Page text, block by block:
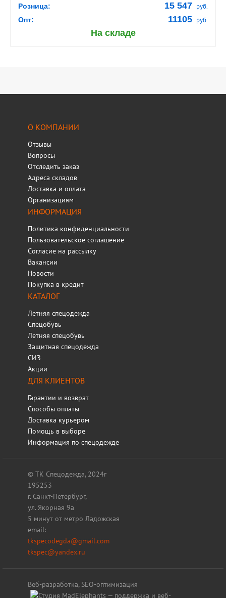
Розница: 15 547 руб.
Опт: 11105 руб.
На складе
О КОМПАНИИ
Отзывы
Вопросы
Отследить заказ
Адреса складов
Доставка и оплата
Организациям
ИНФОРМАЦИЯ
Политика конфиденциальности
Пользовательское соглашение
Согласие на рассылку
Вакансии
Новости
Покупка в кредит
КАТАЛОГ
Летняя спецодежда
Спецобувь
Летняя спецобувь
Защитная спецодежда
СИЗ
Акции
ДЛЯ КЛИЕНТОВ
Гарантии и возврат
Способы оплаты
Доставка курьером
Помощь в выборе
Информация по спецодежде
© ТК Спецодежда, 2024г
195253
г. Санкт-Петербург,
ул. Якорная 9а
5 минут от метро Ладожская
email:
tkspecodegda@gmail.com
tkspec@yandex.ru
Веб-разработка, SEO-оптимизация